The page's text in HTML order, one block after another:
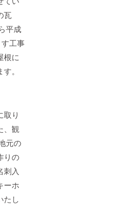
瓦
平成
工事
根に
。
取り
、観
元の
りの
刺入
ーホ
たし